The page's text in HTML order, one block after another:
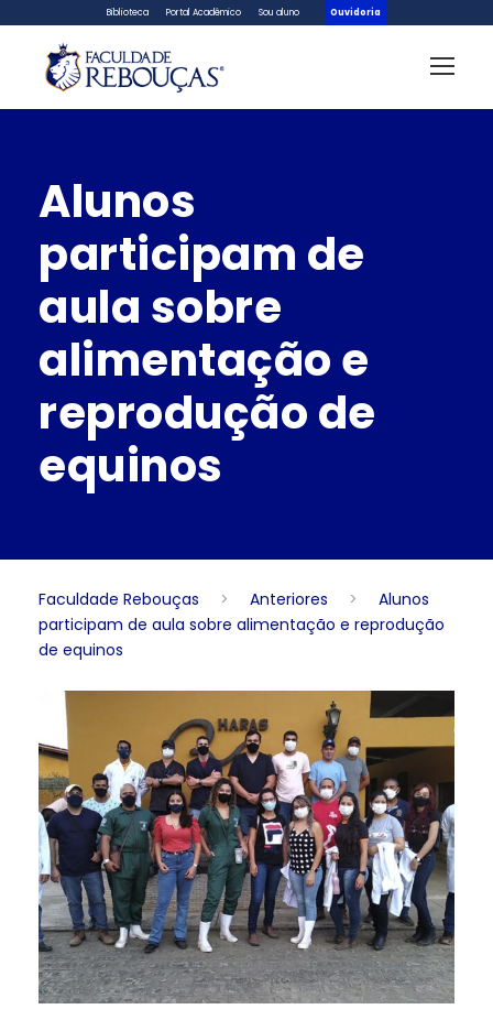
Biblioteca Portal Acadêmico Sou aluno Ouvidoria
Alunos
participam de
aula sobre
alimentação e
reprodução de
equinos
Faculdade Rebouças > Anteriores >
Alunos
participam de aula sobre alimentação e reprodução
de equinos